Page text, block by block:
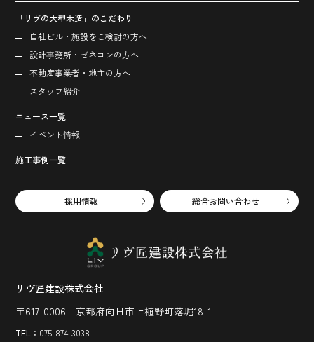
「リヴの大型木造」のこだわり
自社ビル・施設をご検討の方へ
設計事務所・ゼネコンの方へ
不動産事業者・地主の方へ
スタッフ紹介
ニュース一覧
イベント情報
施工事例一覧
採用情報 総合お問い合わせ
リヴ匠建設株式会社
〒617-0006 京都府向日市上植野町落堀18-1
TEL： 075-874-3038